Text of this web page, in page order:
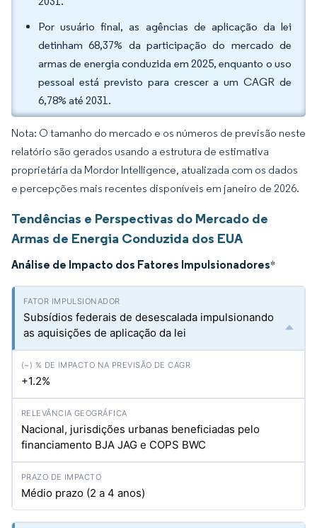
Por usuário final, as agências de aplicação da lei
detinham 68,37% da participação do mercado de
armas de energia conduzida em 2025, enquanto o uso
pessoal está previsto para crescer a um CAGR de
6,78% até 2031.
Nota: O tamanho do mercado e os números de previsão neste
relatório são gerados usando a estrutura de estimativa
proprietária da Mordor Intelligence, atualizada com os dados
e percepções mais recentes disponíveis em janeiro de 2026.
Tendências e Perspectivas do Mercado de
Armas de Energia Conduzida dos EUA
Análise de Impacto dos Fatores Impulsionadores*
Subsídios federais de desescalada impulsionando
as aquisições de aplicação da lei
+1.2%
Nacional, jurisdições urbanas beneficiadas pelo
financiamento BJA JAG e COPS BWC
Médio prazo (2 a 4 anos)